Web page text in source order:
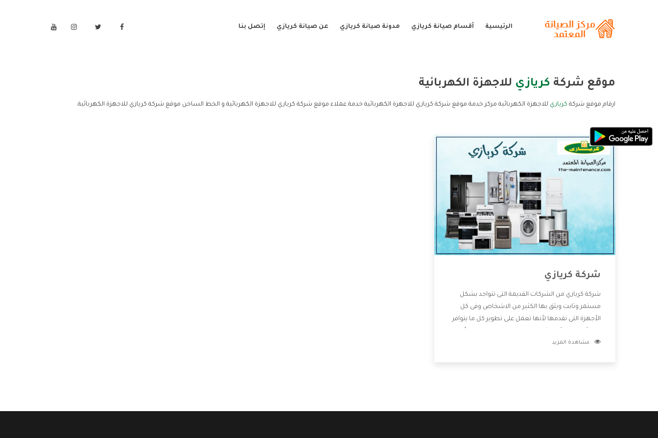
الرئيسية أقسام صيانة كريازي مدونة صيانة كريازي عن صيانة كريازي إتصل بنا
موقع شركة كريازي للاجهزة الكهربائية
ارقام موقع شركة كريازي للاجهزة الكهربائية مركز خدمة موقع شركة كريازي للاجهزة الكهربائية خدمة عملاء موقع شركة كريازي للاجهزة الكهربائية و الخط الساخن موقع شركة كريازي للاجهزة الكهربائية.
شركة كريازي
شركة كريازي من الشركات القديمة التى تتواجد بشكل
مستمر وثابت ويثق بها الكثير من الاشخاص وفى كل
الأجهزة التى تقدمها لأنها تعمل على تطوير كل ما يتوافر
خدمات ما بعد البيع مع المنتجات وتقدم للعملاء أقوى
مشاهدة المزيد